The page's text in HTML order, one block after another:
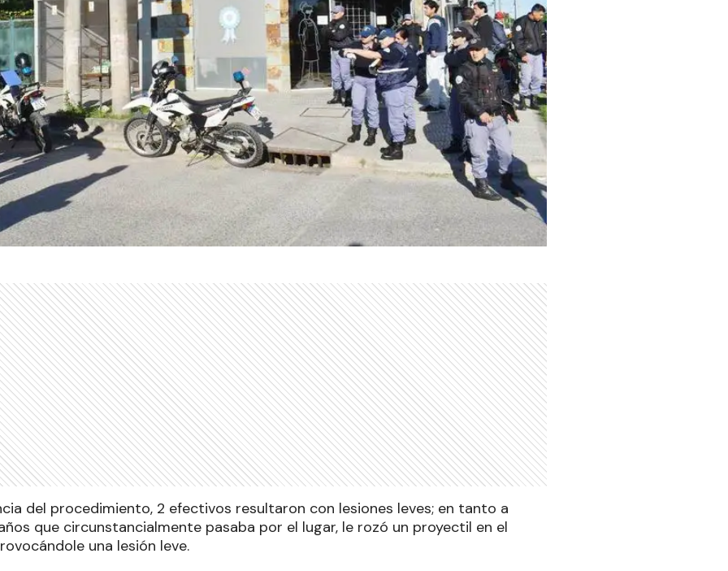
del procedimiento, 2 efectivos resultaron con lesiones leves; en tanto a
que circunstancialmente pasaba por el lugar, le rozó un proyectil en el
una lesión leve.